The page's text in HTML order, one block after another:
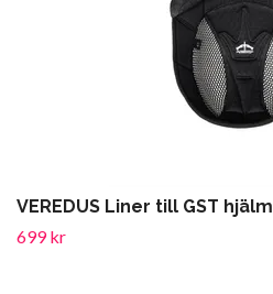
VEREDUS Liner till GST hjälm
699 kr